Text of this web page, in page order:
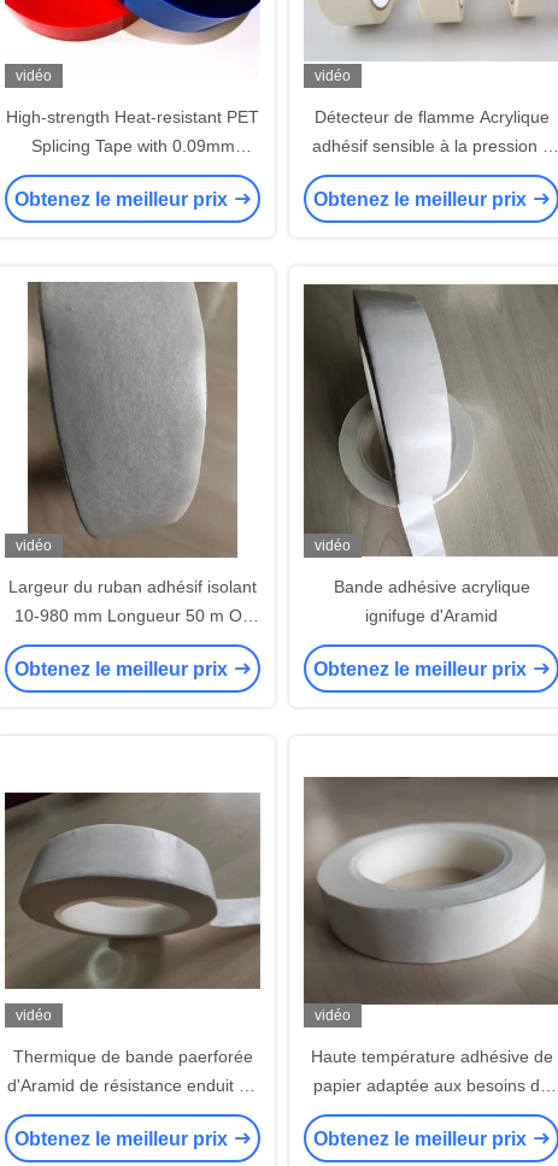
vidéo
High-strength Heat-resistant PET
Splicing Tape with 0.09mm
Thickness 10mm~500mm Width
and 50m Length for Electrical
Obtenez le meilleur prix
vidéo
Détecteur de flamme Acrylique
adhésif sensible à la pression à
l'intérieur du ruban adhésif
isolant électrique
Obtenez le meilleur prix
vidéo
Largeur du ruban adhésif isolant
10-980 mm Longueur 50 m Ou
sur commande Pour les
environnements à haute
Obtenez le meilleur prix
vidéo
Bande adhésive acrylique
ignifuge d'Aramid
Obtenez le meilleur prix
vidéo
Thermique de bande paerforée
d'Aramid de résistance enduit de
l'adhésif acrylique ignifuge
Obtenez le meilleur prix
vidéo
Haute température adhésive de
papier adaptée aux besoins du
client de bande d'isolation de
Polyaramid résistante
Obtenez le meilleur prix